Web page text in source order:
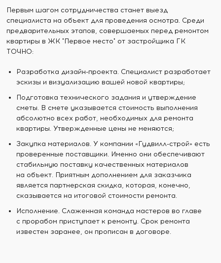
Первым шагом сотрудничества станет выезд
специалиста на объект для проведения осмотра. Среди
предварительных этапов, совершаемых перед ремонтом
квартиры в ЖК "Первое место" от застройщика ГК
ТОЧНО:
Разработка дизайн-проекта. Специалист разработает
эскизы и визуализацию вашей новой квартиры;
Подготовка технического задания и утверждение
сметы. В смете указывается стоимость выполнения
абсолютно всех работ, необходимых для ремонта
квартиры. Утвержденные цены не меняются;
Закупка материалов. У компании «Гудвилл-строй» есть
проверенные поставщики. Именно они обеспечивают
стабильную поставку качественных материалов
на объект. Приятным дополнением для заказчика
является партнерская скидка, которая, конечно,
сказывается на итоговой стоимости ремонта.
Исполнение. Слаженная команда мастеров во главе
с прорабом приступает к ремонту. Срок ремонта
известен заранее, он прописан в договоре.